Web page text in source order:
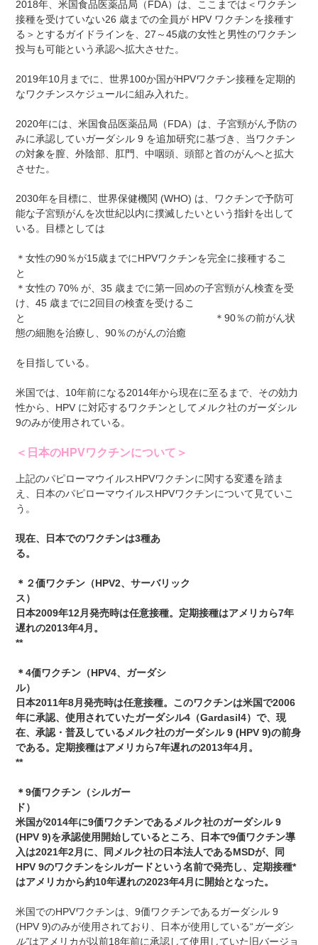
2018年、米国食品医薬品局（FDA）は、ここまでは＜ワクチン
接種を受けていない26 歳までの全員が HPV ワクチンを接種す
る＞とするガイドラインを、27～45歳の女性と男性のワクチン
投与も可能という承認へ拡大させた。
2019年10月までに、世界100か国がHPVワクチン接種を定期的
なワクチンスケジュールに組み入れた。
2020年には、米国食品医薬品局（FDA）は、子宮頸がん予防の
みに承認していガーダシル 9 を追加研究に基づき、当ワクチン
の対象を膣、外陰部、肛門、中咽頭、頭部と首のがんへと拡大
させた。
2030年を目標に、世界保健機関 (WHO) は、ワクチンで予防可
能な子宮頸がんを次世紀以内に撲滅したいという指針を出して
いる。目標としては
＊女性の90％が15歳までにHPVワクチンを完全に接種するこ
と
＊女性の 70% が、35 歳までに第一回めの子宮頸がん検査を受
け、45 歳までに2回目の検査を受けるこ
と ＊90％の前がん状
態の細胞を治療し、90％のがんの治癒
を目指している。
米国では、10年前になる2014年から現在に至るまで、その効力
性から、HPV に対応するワクチンとしてメルク社のガーダシル
9のみが使用されている。
＜日本のHPVワクチンについて＞
上記のパピローマウイルスHPVワクチンに関する変遷を踏ま
え、日本のパピローマウイルスHPVワクチンについて見ていこ
う。
現在、日本でのワクチンは3種あ
る。
＊２価ワクチン（HPV2、サーバリック
ス
日本2009年12月発売時は任意接種。定期接種はアメリカら7年
遅れの2013年4月。
**
＊4価ワクチン（HPV4、ガーダシ
ル
日本2011年8月発売時は任意接種。このワクチンは米国で2006
年に承認、使用されていたガーダシル4 （Gardasil4）で、現
在、承認・普及しているメルク社のガーダシル9 (HPV 9)の前身
である。定期接種はアメリカら7年遅れの2013年4月。
**
＊9価ワクチン（シルガー
ド
米国が2014年に9価ワクチンであるメルク社のガーダシル9
(HPV 9)を承認使用開始しているところ、日本で9価ワクチン導
入は2021年2月に、同メルク社の日本法人であるMSDが、同
HPV 9のワクチンをシルガードという名前で発売し、定期接種*
はアメリカから約10年遅れの2023年4月に開始となった。
米国でのHPVワクチンは、9価ワクチンであるガーダシル 9
(HPV 9)のみが使用されており、日本が使用している“ ガーダシ
ル”はアメリカが以前18年前に承認して使用していた旧バージョ